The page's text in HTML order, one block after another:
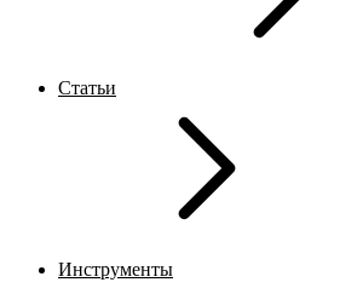
Статьи
Инструменты